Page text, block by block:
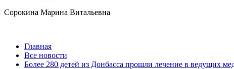
Сорокина Марина Витальевна
Главная
Все новости
Более 280 детей из Донбасса прошли лечение в ведущих